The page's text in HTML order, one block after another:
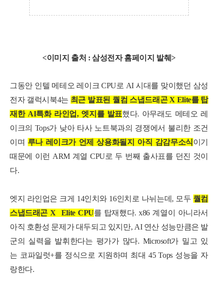
<이미지 출처 : 삼성전자 홈페이지 발췌>
그동안 인텔 메테오 레이크 CPU로 AI 시대를 맞이했던 삼성
전자 갤럭시북4는 최근 발표된 퀄컴 스냅드래곤 X Elite를 탑
재한 AI특화 라인업, 엣지를 발표했다. 아무래도 메테오 레
이크의 Tops가 낮아 타사 노트북과의 경쟁에서 불리한 조건
이며 루나 레이크가 언제 상용화될지 아직 감감무소식이기
때문에 이런 ARM 계열 CPU로 두 번째 출사표를 던진 것이
다.
엣지 라인업은 크게 14인치와 16인치로 나뉘는데, 모두 퀄컴
스냅드래곤 X Elite CPU를 탑재했다. x86 계열이 아니라서
아직 호환성 문제가 대두되고 있지만, AI 연산 성능만큼은 발
군의 실력을 발휘한다는 평가가 많다. Microsoft가 밀고 있
는 코파일럿+를 정식으로 지원하며 최대 45 Tops 성능을 자
랑한다.